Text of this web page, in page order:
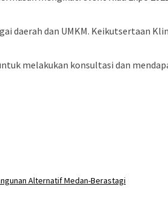
daerah dan UMKM. Keikutsertaan
melakukan konsultasi dan
Alternatif Medan-Berastagi